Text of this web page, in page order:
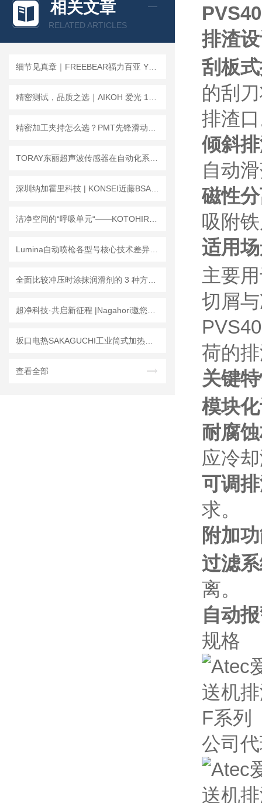
查看全部产品 >>
相关文章
RELATED ARTICLES
查看全部
排渣
刮板
的刮
排渣
倾斜
自动
磁性
吸附
适用
主要
切屑
荷的
关键
模块
耐腐
应冷
可调
求。
附加
过滤
离。
自动
规格
公司